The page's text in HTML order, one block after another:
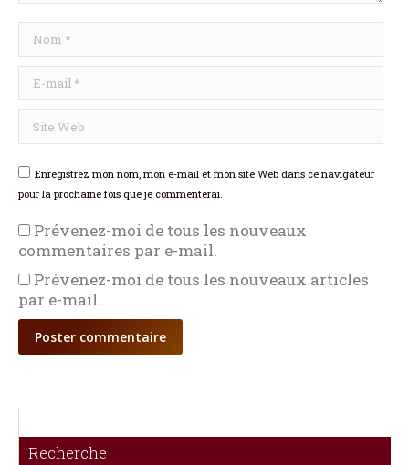
Nom *
E-mail *
Site Web
Enregistrez mon nom, mon e-mail et mon site Web dans ce navigateur
pour la prochaine fois que je commenterai.
Prévenez-moi de tous les nouveaux
commentaires par e-mail.
Prévenez-moi de tous les nouveaux articles
par e-mail.
Poster commentaire
Recherche